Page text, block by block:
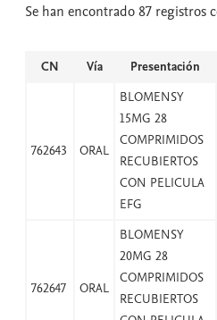
Se han encontrado 87 registros
CN Vía Presentación
762643 ORAL
BLOMENSY
15MG 28
COMPRIMIDOS
RECUBIERTOS
CON PELICULA
EFG
762647 ORAL
BLOMENSY
20MG 28
COMPRIMIDOS
RECUBIERTOS